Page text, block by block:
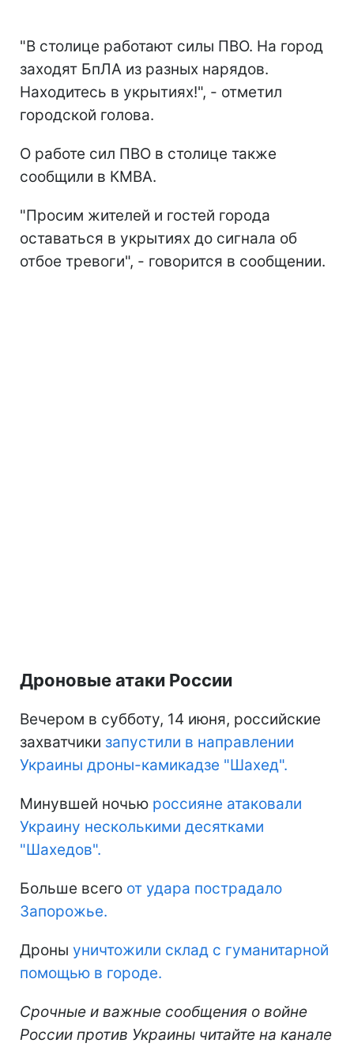
"В столице работают силы ПВО. На город
заходят БпЛА из разных нарядов.
Находитесь в укрытиях!", - отметил
городской голова.
О работе сил ПВО в столице также
сообщили в КМВА.
"Просим жителей и гостей города
оставаться в укрытиях до сигнала об
отбое тревоги", - говорится в сообщении.
Дроновые атаки России
Вечером в субботу, 14 июня, российские
захватчики запустили в направлении
Украины дроны-камикадзе "Шахед".
Минувшей ночью россияне атаковали
Украину несколькими десятками
"Шахедов".
Больше всего от удара пострадало
Запорожье.
Дроны уничтожили склад с гуманитарной
помощью в городе.
Срочные и важные сообщения о войне
России против Украины читайте на канале